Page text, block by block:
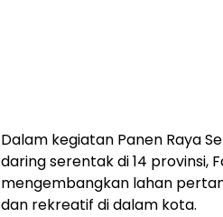
Dalam kegiatan Panen Raya
daring serentak di 14 provinsi,
mengembangkan lahan
dan rekreatif di dalam kota.